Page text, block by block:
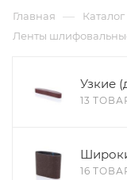
Главная — Каталог
Ленты
Узкие
13
16